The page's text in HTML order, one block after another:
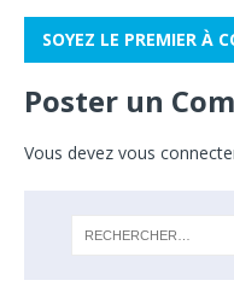
SOYEZ LE PREMIER À
Poster un
Vous devez vous